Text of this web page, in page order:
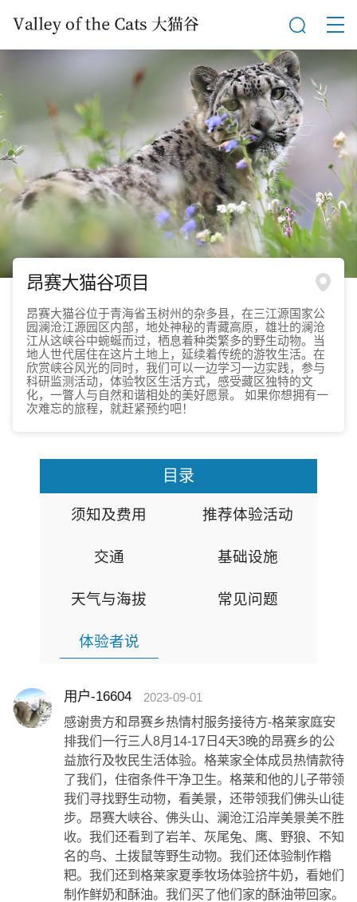
昂赛大猫谷项目
昂赛大猫谷位于青海省玉树州的杂多县，在三江源国家公
园澜沧江源园区内部，地处神秘的青藏高原，雄壮的澜沧
江从这峡谷中蜿蜒而过，栖息着种类繁多的野生动物。当
地人世代居住在这片土地上，延续着传统的游牧生活。在
欣赏峡谷风光的同时，我们可以一边学习一边实践，参与
科研监测活动，体验牧区生活方式，感受藏区独特的文
化，一瞥人与自然和谐相处的美好愿景。 如果你想拥有一
次难忘的旅程，就赶紧预约吧！
目录
须知及费用 推荐体验活动
交通 基础设施
天气与海拔 常见问题
体验者说
用户-16604 2023-09-01
感谢贵方和昂赛乡热情村服务接待方-格莱家庭安
排我们一行三人8月14-17日4天3晚的昂赛乡的公
益旅行及牧民生活体验。格莱家全体成员热情款待
了我们，住宿条件干净卫生。格莱和他的儿子带领
我们寻找野生动物，看美景，还带领我们佛头山徒
步。昂赛大峡谷、佛头山、澜沧江沿岸美景美不胜
收。我们还看到了岩羊、灰尾兔、鹰、野狼、不知
名的鸟、土拨鼠等野生动物。我们还体验制作糌
粑。我们还到格莱家夏季牧场体验挤牛奶，看她们
制作鲜奶和酥油。我们买了他们家的酥油带回家。